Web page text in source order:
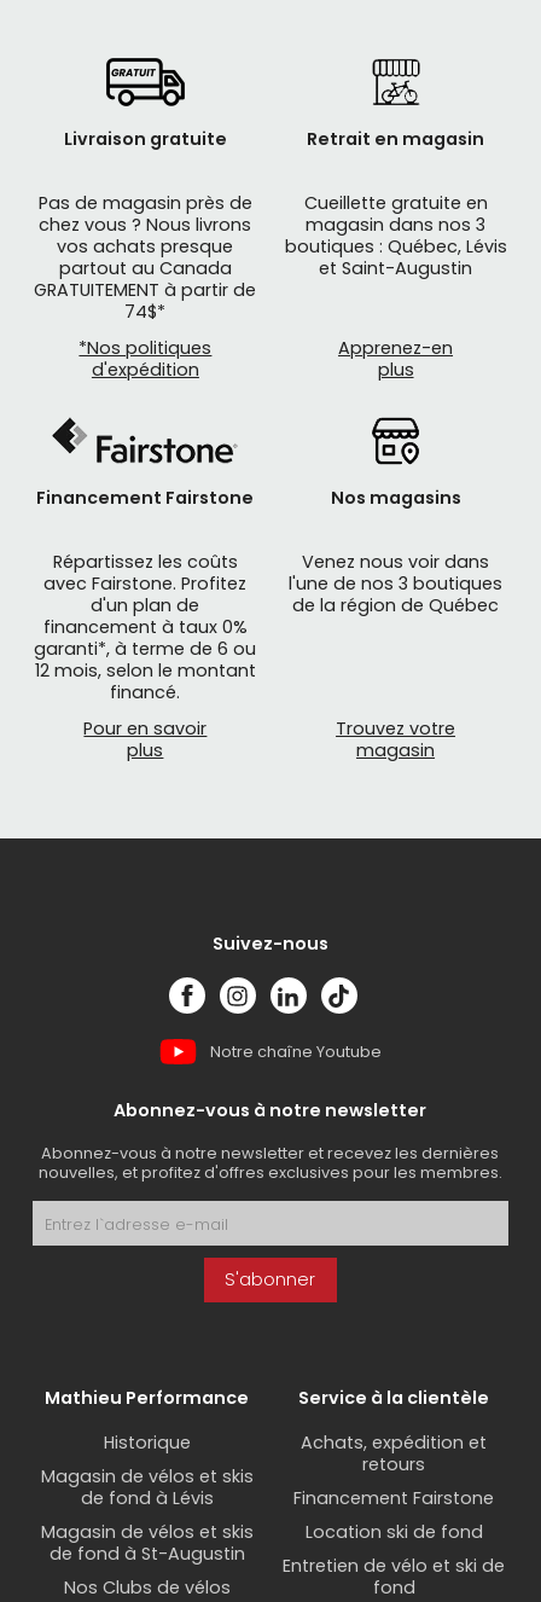
Livraison gratuite
Pas de magasin près de
chez vous ? Nous livrons
vos achats presque
partout au Canada
GRATUITEMENT à partir de
74$*
*Nos politiques
d'expédition
Retrait en magasin
Cueillette gratuite en
magasin dans nos 3
boutiques : Québec, Lévis
et Saint-Augustin
Apprenez-en
plus
Financement Fairstone
Répartissez les coûts
avec Fairstone. Profitez
d'un plan de
financement à taux 0%
garanti*, à terme de 6 ou
12 mois, selon le montant
financé.
Pour en savoir
plus
Nos magasins
Venez nous voir dans
l'une de nos 3 boutiques
de la région de Québec
Trouvez votre
magasin
Suivez-nous
Notre chaîne Youtube
Abonnez-vous à notre newsletter
Abonnez-vous à notre newsletter et recevez les dernières
nouvelles, et profitez d'offres exclusives pour les membres.
S'abonner
Mathieu Performance
Historique
Magasin de vélos et skis
de fond à Lévis
Magasin de vélos et skis
de fond à St-Augustin
Nos Clubs de vélos
Service à la clientèle
Achats, expédition et
retours
Financement Fairstone
Location ski de fond
Entretien de vélo et ski de
fond